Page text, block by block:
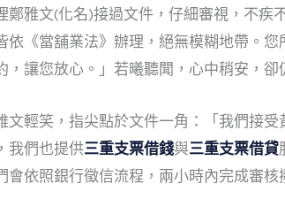
鄭雅文(化名)接過文件，仔細審視，不疾
依《當舖業法》辦理，絕無模糊地帶。
，讓您放心。」若曦聽聞，心中稍安，
文輕笑，指尖點於文件一角：「我們接
我們也提供三重支票借錢與三重支票借貸
會依照銀行徵信流程，兩小時內完成審